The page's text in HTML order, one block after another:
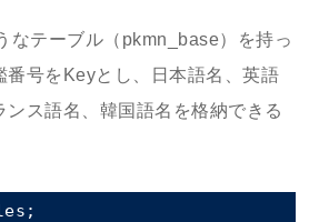
なテーブル（pkmn_base）を持っ
番号をKeyとし、日本語名、英語
ス語名、韓国語名を格納できる